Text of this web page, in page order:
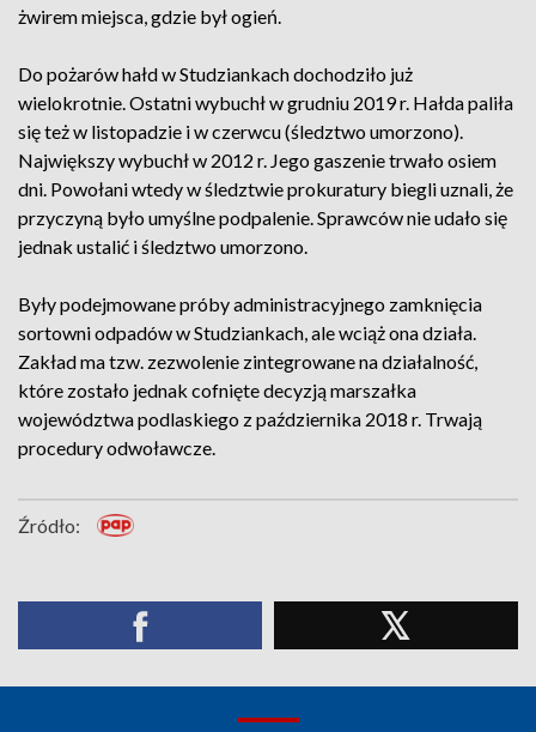
żwirem miejsca, gdzie był ogień.
Do pożarów hałd w Studziankach dochodziło już
wielokrotnie. Ostatni wybuchł w grudniu 2019 r. Hałda paliła
się też w listopadzie i w czerwcu (śledztwo umorzono).
Największy wybuchł w 2012 r. Jego gaszenie trwało osiem
dni. Powołani wtedy w śledztwie prokuratury biegli uznali, że
przyczyną było umyślne podpalenie. Sprawców nie udało się
jednak ustalić i śledztwo umorzono.
Były podejmowane próby administracyjnego zamknięcia
sortowni odpadów w Studziankach, ale wciąż ona działa.
Zakład ma tzw. zezwolenie zintegrowane na działalność,
które zostało jednak cofnięte decyzją marszałka
województwa podlaskiego z października 2018 r. Trwają
procedury odwoławcze.
Źródło: